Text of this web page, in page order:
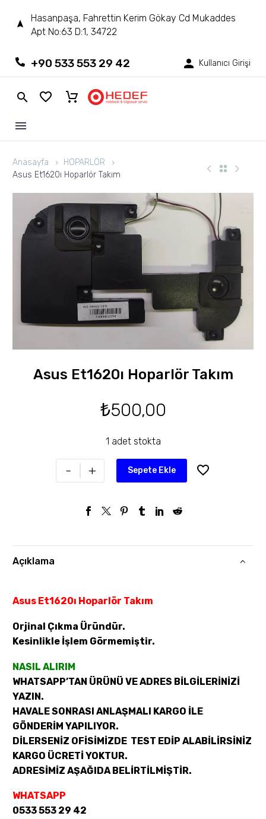
Hasanpaşa, Fahrettin Kerim Gökay Cd Mukaddes
Apt No:63 D:1, 34722
+90 533 553 29 42 Kullanıcı Girişi
Anasayfa
HOPARLÖR
Asus Et1620ı Hoparlör Takım
Asus Et1620ı Hoparlör Takım
₺500,00
1 adet stokta
- + Sepete Ekle
Açıklama
Asus Et1620ı Hoparlör Takım
Orjinal Çıkma Üründür.
Kesinlikle İşlem Görmemiştir.
NASIL ALIRIM
WHATSAPP’TAN ÜRÜNÜ VE ADRES BİLGİLERİNİZİ
YAZIN.
HAVALE SONRASI ANLAŞMALI KARGO İLE
GÖNDERİM YAPILIYOR.
DİLERSENİZ OFİSİMİZDE TEST EDİP ALABİLİRSİNİZ
KARGO ÜCRETİ YOKTUR.
ADRESİMİZ AŞAĞIDA BELİRTİLMİŞTİR.
WHATSAPP
0533 553 29 42